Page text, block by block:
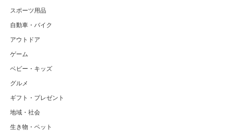
スポーツ用品
自動車・バイク
アウトドア
ゲーム
ベビー・キッズ
グルメ
ギフト・プレゼント
地域・社会
生き物・ペット